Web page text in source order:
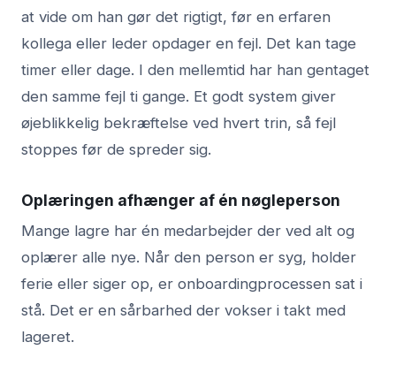
at vide om han gør det rigtigt, før en erfaren
kollega eller leder opdager en fejl. Det kan tage
timer eller dage. I den mellemtid har han gentaget
den samme fejl ti gange. Et godt system giver
øjeblikkelig bekræftelse ved hvert trin, så fejl
stoppes før de spreder sig.
Oplæringen afhænger af én nøgleperson
Mange lagre har én medarbejder der ved alt og
oplærer alle nye. Når den person er syg, holder
ferie eller siger op, er onboardingprocessen sat i
stå. Det er en sårbarhed der vokser i takt med
lageret.